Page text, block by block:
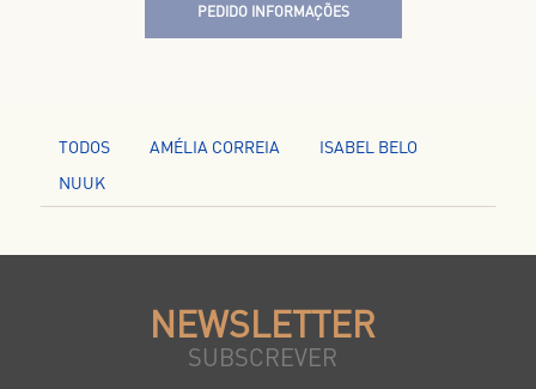
PEDIDO INFORMAÇÕES
TODOS AMÉLIA CORREIA
ISABEL BELO
NUUK
NEWSLETTER
SUBSCREVER